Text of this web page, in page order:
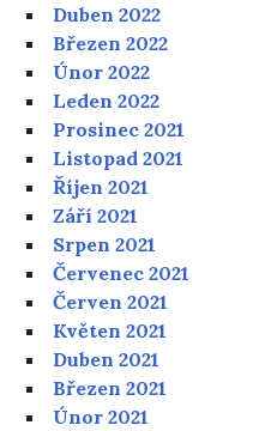
Duben 2022
Březen 2022
Únor 2022
Leden 2022
Prosinec 2021
Listopad 2021
Říjen 2021
Září 2021
Srpen 2021
Červenec 2021
Červen 2021
Květen 2021
Duben 2021
Březen 2021
Únor 2021